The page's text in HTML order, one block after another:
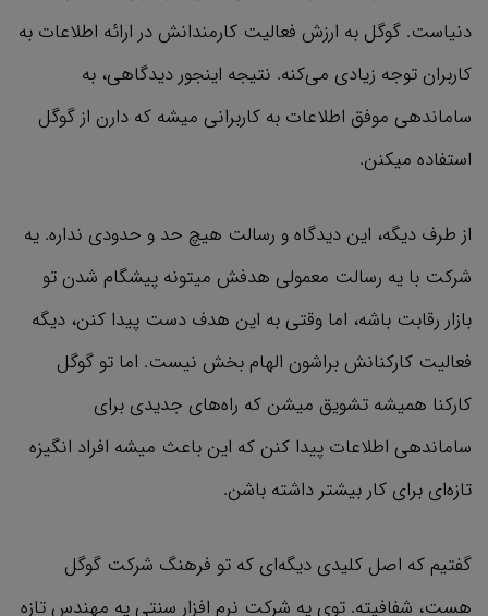
دنیاست. گوگل به ارزش فعالیت کارمندانش در ارائه اطلاعات به
کاربران توجه زیادی می‌کنه. نتیجه اینجور دیدگاهی، به
ساماندهی موفق اطلاعات به کاربرانی میشه که دارن از گوگل
استفاده میکنن.
از طرف دیگه، این دیدگاه و رسالت هیچ حد و حدودی نداره. یه
شرکت با یه رسالت معمولی هدفش میتونه پیشگام شدن تو
بازار رقابت باشه، اما وقتی به این هدف دست پیدا کنن، دیگه
فعالیت کارکنانش براشون الهام بخش نیست. اما تو گوگل
کارکنا همیشه تشویق میشن که راه‌های جدیدی برای
ساماندهی اطلاعات پیدا کنن که این باعث میشه افراد انگیزه
تازه‌ای برای کار بیشتر داشته باشن.
گفتیم که اصل کلیدی دیگه‌ای که تو فرهنگ شرکت گوگل
هست، شفافیته. توی یه شرکت نرم افزار سنتی یه مهندس تازه